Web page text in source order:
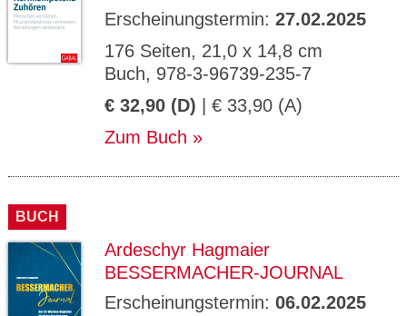
Erscheinungstermin: 27.02.2025
176 Seiten, 21,0 x 14,8 cm
Buch, 978-3-96739-235-7
€ 32,90 (D) | € 33,90 (A)
Zum Buch
BUCH
Ardeschyr Hagmaier
BESSERMACHER-JOURNAL
Erscheinungstermin: 06.02.2025